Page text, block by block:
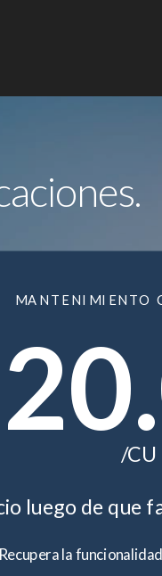
MANTENIMIENTO
/CU
luego de que
Recupera la